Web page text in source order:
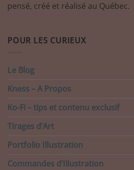
pensé, créé et réalisé au Québec.
POUR LES CURIEUX
Le Blog
Kness – A Propos
Ko-Fi – tips et contenu exclusif
Tirages d’Art
Portfolio Illustration
Commandes d’Illustration